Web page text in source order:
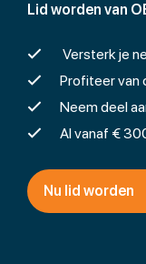
Lid worden van
Versterk je
Profiteer van
Neem deel
Al vanaf €
Nu lid worden